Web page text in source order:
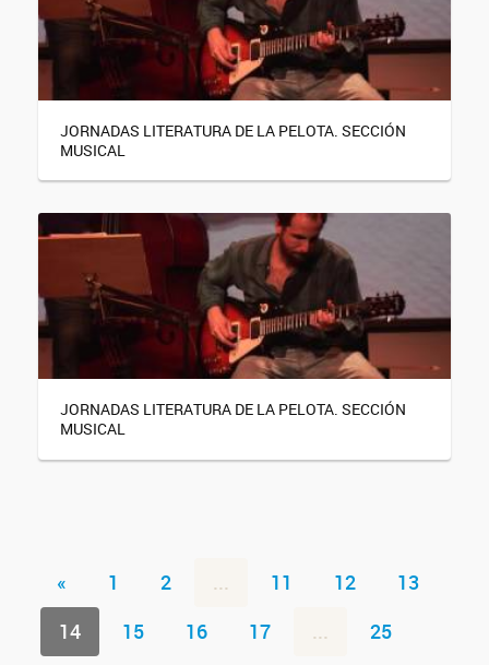
JORNADAS LITERATURA DE LA PELOTA. SECCIÓN
MUSICAL
JORNADAS LITERATURA DE LA PELOTA. SECCIÓN
MUSICAL
« 1 2 ... 11 12
13
14
15 16 17 ...
25